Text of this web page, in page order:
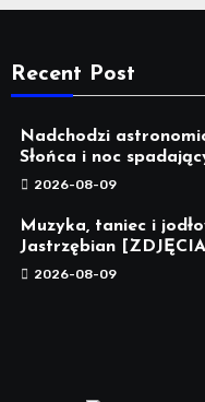
Recent Post
Nadchodzi
Słońca i noc
2026-08-09
Muzyka, taniec i
Jastrzębian [ZDJĘCIA]
2026-08-09